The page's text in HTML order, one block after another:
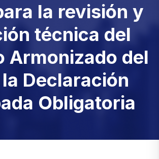
la revisión y
técnica del
Armonizado del
Declaración
Obligatoria